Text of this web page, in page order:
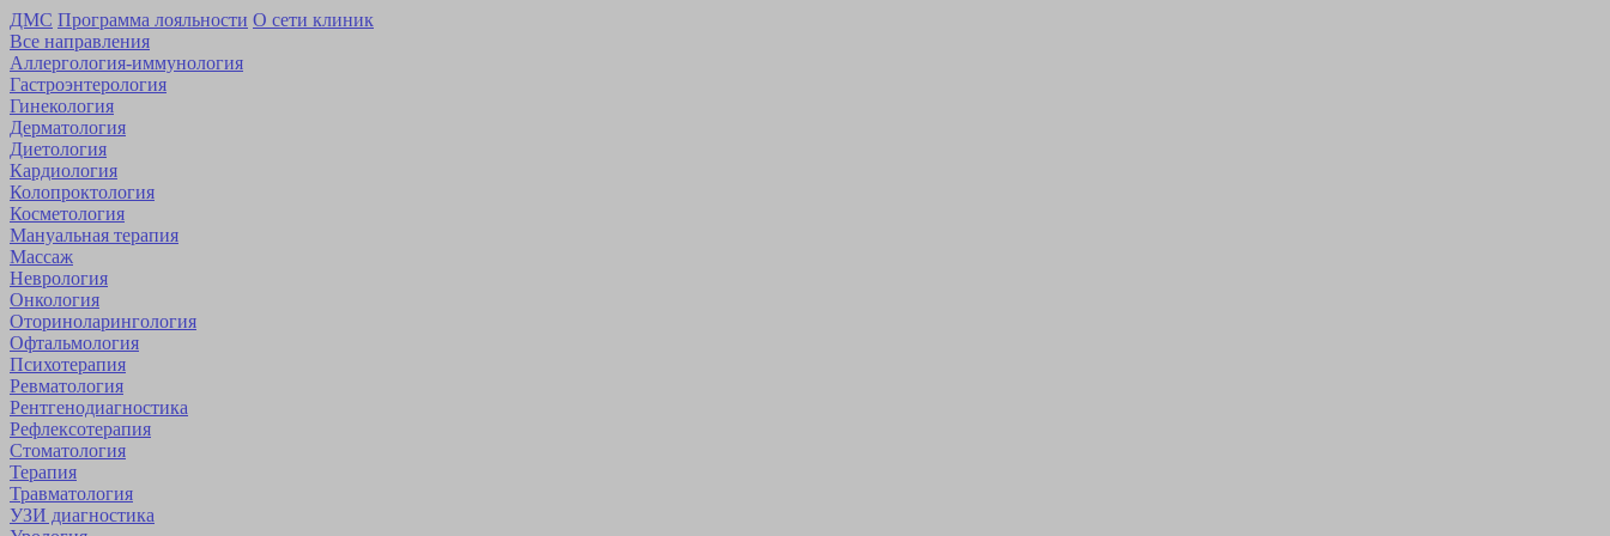
ДМС Программа лояльности О сети клиник
Все направления
Аллергология-иммунология
Гастроэнтерология
Гинекология
Дерматология
Диетология
Кардиология
Коло­проктология
Косметология
Мануальная терапия
Массаж
Неврология
Онкология
Оторино­ларингология
Офтальмология
Психотерапия
Ревматология
Рентгенодиагностика
Рефлексотерапия
Стоматология
Терапия
Травматология
УЗИ диагностика